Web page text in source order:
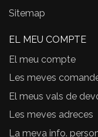
Sitemap
EL MEU COMPTE
El meu compte
Les meves
El meus vals de
Les meves adreces
La meva info.